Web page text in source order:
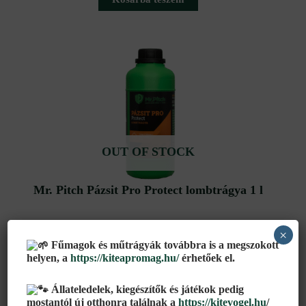
OUT OF STOCK
Mr. Pitch Pázsit Pro Protect lombtrágya 1 l
Tovább olvasom
Fűmagok és műtrágyák továbbra is a megszokott
helyen, ahttps://kiteapromag.hu/érhetőek el.
Állateledelek, kiegészítők és játékok pedig
mostantól új otthonra találnak a https://kitevogel.hu/
×